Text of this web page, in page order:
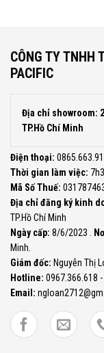
CÔNG TY TNHH
PACIFIC
Địa chỉ showroom:
TP.Hồ Chí Minh
Điện thoại:
Thời gian làm việc:
Mã Số Thuế:
Địa chỉ đăng ký kinh
TP.Hồ Chí Minh
Ngày cấp: 8/6/2023 .
Minh.
Giám đốc: Nguyễn Thị
Hotline: 0967.366.618
Email: